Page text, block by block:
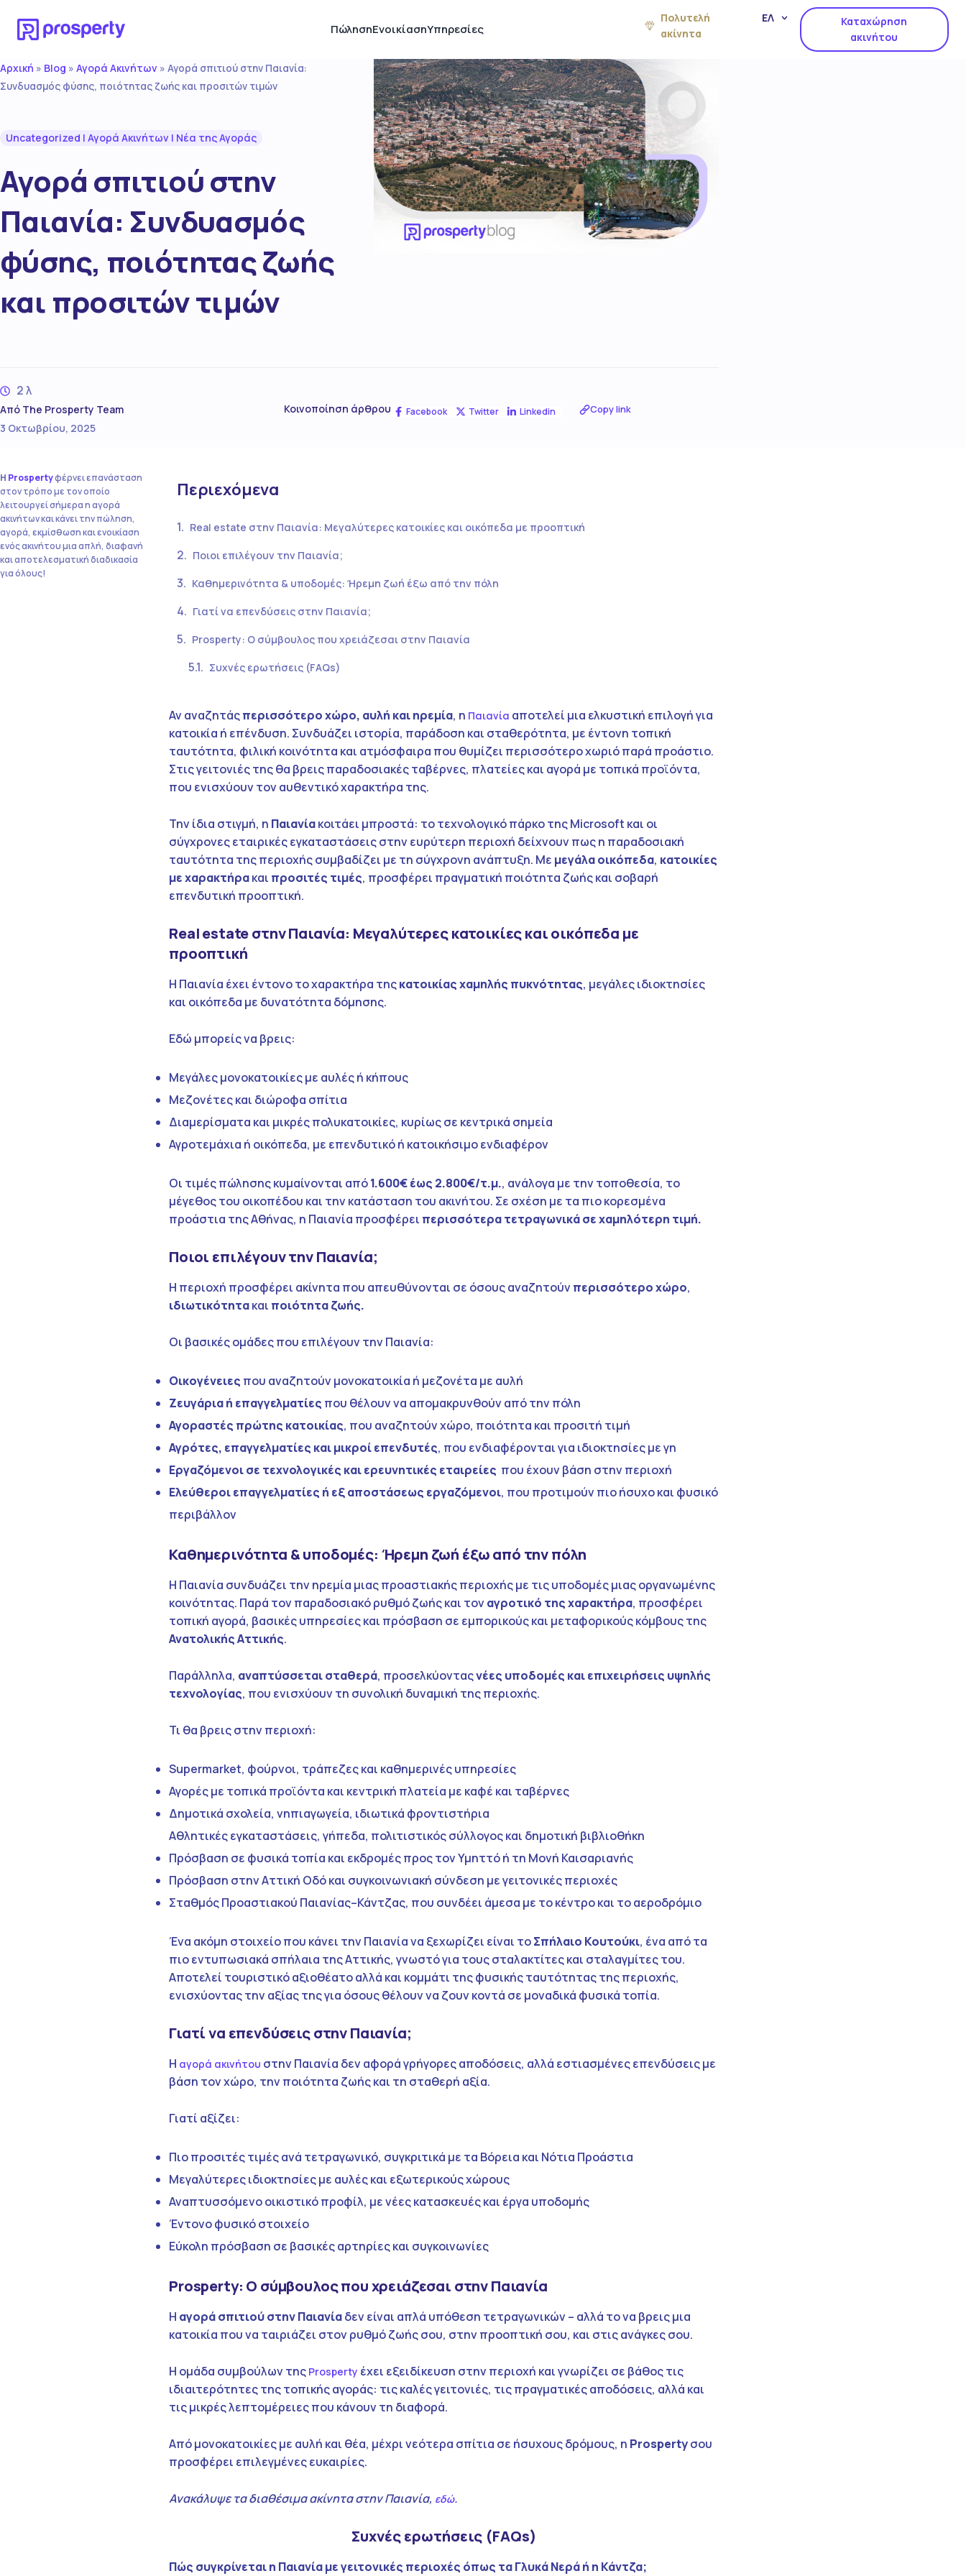
ΠώλησηΕνοικίασηΥπηρεσίες
Πολυτελή
ακίνητα
ΕΛ
Καταχώρηση
ακινήτου
Αρχική » Blog » Αγορά Ακινήτων » Αγορά σπιτιού στην Παιανία:
Συνδυασμός φύσης, ποιότητας ζωής και προσιτών τιμών
Uncategorized | Αγορά Ακινήτων | Νέα της Αγοράς
Αγορά σπιτιού στην
Παιανία: Συνδυασμός
φύσης, ποιότητας ζωής
και προσιτών τιμών
2 λ
Από The Prosperty Team
3 Οκτωβρίου, 2025
Κοινοποίηση άρθρου Facebook Twitter Linkedin Copy link
Η Prospertyφέρνει επανάσταση
στον τρόπο με τον οποίο
λειτουργεί σήμερα η αγορά
ακινήτων και κάνει την πώληση,
αγορά, εκμίσθωση και ενοικίαση
ενός ακινήτου μια απλή, διαφανή
και αποτελεσματική διαδικασία
για όλους!
Περιεχόμενα
Real estate στην Παιανία: Μεγαλύτερες κατοικίες και οικόπεδα με προοπτική
Ποιοι επιλέγουν την Παιανία;
Καθημερινότητα & υποδομές: Ήρεμη ζωή έξω από την πόλη
Γιατί να επενδύσεις στην Παιανία;
Prosperty: Ο σύμβουλος που χρειάζεσαι στην Παιανία
Συχνές ερωτήσεις (FAQs)
Αν αναζητάςπερισσότερο χώρο, αυλή και ηρεμία, η Παιανία αποτελεί μια ελκυστική επιλογή για
κατοικία ή επένδυση. Συνδυάζει ιστορία, παράδοση και σταθερότητα, με έντονη τοπική
ταυτότητα, φιλική κοινότητα και ατμόσφαιρα που θυμίζει περισσότερο χωριό παρά προάστιο.
Στις γειτονιές της θα βρεις παραδοσιακές ταβέρνες, πλατείες και αγορά με τοπικά προϊόντα,
που ενισχύουν τον αυθεντικό χαρακτήρα της.
Την ίδια στιγμή, η Παιανίακοιτάει μπροστά: το τεχνολογικό πάρκο της Microsoft και οι
σύγχρονες εταιρικές εγκαταστάσεις στην ευρύτερη περιοχή δείχνουν πως η παραδοσιακή
ταυτότητα της περιοχής συμβαδίζει με τη σύγχρονη ανάπτυξη. Με μεγάλα οικόπεδα, κατοικίες
με χαρακτήρακαι προσιτές τιμές, προσφέρει πραγματική ποιότητα ζωής και σοβαρή
επενδυτική προοπτική.
Real estate στην Παιανία: Μεγαλύτερες κατοικίες και οικόπεδα με
προοπτική
Η Παιανία έχει έντονο το χαρακτήρα τηςκατοικίας χαμηλής πυκνότητας, μεγάλες ιδιοκτησίες
και οικόπεδα με δυνατότητα δόμησης.
Εδώ μπορείς να βρεις:
Μεγάλες μονοκατοικίες με αυλές ή κήπους
Μεζονέτες και διώροφα σπίτια
Διαμερίσματα και μικρές πολυκατοικίες, κυρίως σε κεντρικά σημεία
Αγροτεμάχια ή οικόπεδα, με επενδυτικό ή κατοικήσιμο ενδιαφέρον
Οι τιμές πώλησης κυμαίνονται από1.600€ έως 2.800€/τ.μ., ανάλογα με την τοποθεσία, το
μέγεθος του οικοπέδου και την κατάσταση του ακινήτου. Σε σχέση με τα πιο κορεσμένα
προάστια της Αθήνας, η Παιανία προσφέρει περισσότερα τετραγωνικά σε χαμηλότερη τιμή.
Ποιοι επιλέγουν την Παιανία;
Η περιοχή προσφέρει ακίνητα που απευθύνονται σε όσους αναζητούν περισσότερο χώρο,
ιδιωτικότητακαι ποιότητα ζωής.
Οι βασικές ομάδες που επιλέγουν την Παιανία:
Οικογένειες που αναζητούν μονοκατοικία ή μεζονέτα με αυλή
Ζευγάρια ή επαγγελματίες που θέλουν να απομακρυνθούν από την πόλη
Αγοραστές πρώτης κατοικίας, που αναζητούν χώρο, ποιότητα και προσιτή τιμή
Αγρότες, επαγγελματίες και μικροί επενδυτές, που ενδιαφέρονται για ιδιοκτησίες με γη
Εργαζόμενοι σε τεχνολογικές και ερευνητικές εταιρείες που έχουν βάση στην περιοχή
Ελεύθεροι επαγγελματίες ή εξ αποστάσεως εργαζόμενοι, που προτιμούν πιο ήσυχο και φυσικό
περιβάλλον
Καθημερινότητα & υποδομές: Ήρεμη ζωή έξω από την πόλη
Η Παιανία συνδυάζει την ηρεμία μιας προαστιακής περιοχής με τις υποδομές μιας οργανωμένης
κοινότητας. Παρά τον παραδοσιακό ρυθμό ζωής και τον αγροτικό της χαρακτήρα, προσφέρει
τοπική αγορά, βασικές υπηρεσίες και πρόσβαση σε εμπορικούς και μεταφορικούς κόμβους της
Ανατολικής Αττικής.
Παράλληλα, αναπτύσσεται σταθερά, προσελκύονταςνέες υποδομές και επιχειρήσεις υψηλής
τεχνολογίας, που ενισχύουν τη συνολική δυναμική της περιοχής.
Τι θα βρεις στην περιοχή:
Supermarket, φούρνοι, τράπεζες και καθημερινές υπηρεσίες
Αγορές με τοπικά προϊόντα και κεντρική πλατεία με καφέ και ταβέρνες
Δημοτικά σχολεία, νηπιαγωγεία, ιδιωτικά φροντιστήρια
Αθλητικές εγκαταστάσεις, γήπεδα, πολιτιστικός σύλλογος και δημοτική βιβλιοθήκη
Πρόσβαση σε φυσικά τοπία και εκδρομές προς τον Υμηττό ή τη Μονή Καισαριανής
Πρόσβαση στην Αττική Οδό και συγκοινωνιακή σύνδεση με γειτονικές περιοχές
Σταθμός Προαστιακού Παιανίας–Κάντζας, που συνδέει άμεσα με το κέντρο και το αεροδρόμιο
Ένα ακόμη στοιχείο που κάνει την Παιανία να ξεχωρίζει είναι τοΣπήλαιο Κουτούκι, ένα από τα
πιο εντυπωσιακά σπήλαια της Αττικής, γνωστό για τους σταλακτίτες και σταλαγμίτες του.
Αποτελεί τουριστικό αξιοθέατο αλλά και κομμάτι της φυσικής ταυτότητας της περιοχής,
ενισχύοντας την αξίας της για όσους θέλουν να ζουν κοντά σε μοναδικά φυσικά τοπία.
Γιατί να επενδύσεις στην Παιανία;
Η αγορά ακινήτου στην Παιανία δεν αφορά γρήγορες αποδόσεις, αλλά εστιασμένες επενδύσεις με
βάση τον χώρο, την ποιότητα ζωής και τη σταθερή αξία.
Γιατί αξίζει:
Πιο προσιτές τιμές ανά τετραγωνικό, συγκριτικά με τα Βόρεια και Νότια Προάστια
Μεγαλύτερες ιδιοκτησίες με αυλές και εξωτερικούς χώρους
Αναπτυσσόμενο οικιστικό προφίλ, με νέες κατασκευές και έργα υποδομής
Έντονο φυσικό στοιχείο
Εύκολη πρόσβαση σε βασικές αρτηρίες και συγκοινωνίες
Prosperty: Ο σύμβουλος που χρειάζεσαι στην Παιανία
Η αγορά σπιτιού στην Παιανίαδεν είναι απλά υπόθεση τετραγωνικών – αλλά το να βρεις μια
κατοικία που να ταιριάζει στον ρυθμό ζωής σου, στην προοπτική σου, και στις ανάγκες σου.
Η ομάδα συμβούλων της Prosperty έχει εξειδίκευση στην περιοχή και γνωρίζει σε βάθος τις
ιδιαιτερότητες της τοπικής αγοράς: τις καλές γειτονιές, τις πραγματικές αποδόσεις, αλλά και
τις μικρές λεπτομέρειες που κάνουν τη διαφορά.
Από μονοκατοικίες με αυλή και θέα, μέχρι νεότερα σπίτια σε ήσυχους δρόμους, η Prospertyσου
προσφέρει επιλεγμένες ευκαιρίες.
Ανακάλυψε τα διαθέσιμα ακίνητα στην Παιανία, εδώ.
Συχνές ερωτήσεις (FAQs)
Πώς συγκρίνεται η Παιανία με γειτονικές περιοχές όπως τα Γλυκά Νερά ή η Κάντζα;